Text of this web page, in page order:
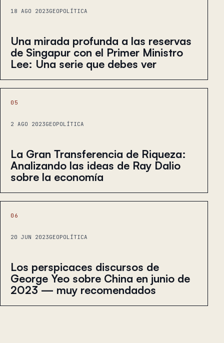
18 AGO 2023GEOPOLÍTICA
Una mirada profunda a las reservas
de Singapur con el Primer Ministro
Lee: Una serie que debes ver
05
2 AGO 2023GEOPOLÍTICA
La Gran Transferencia de Riqueza:
Analizando las ideas de Ray Dalio
sobre la economía
06
20 JUN 2023GEOPOLÍTICA
Los perspicaces discursos de
George Yeo sobre China en junio de
2023 — muy recomendados